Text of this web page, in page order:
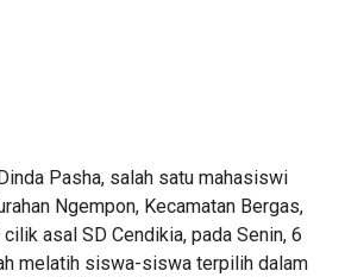
Dinda Pasha, salah satu mahasiswi
Ngempon, Kecamatan Bergas,
asal SD Cendikia, pada Senin, 6
melatih siswa-siswa terpilih dalam